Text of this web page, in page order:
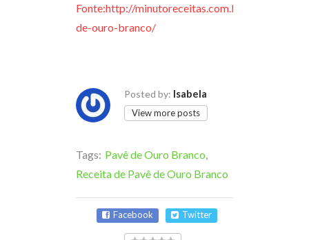
Fonte:http://minutoreceitas.com.br/pave-
de-ouro-branco/
Posted by: Isabela
View more posts
Tags: Pavê de Ouro Branco
Receita de Pavê de Ouro Branco
Facebook Twitter